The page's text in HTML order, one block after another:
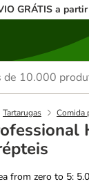
GRÁTIS a
Tartarugas Comida
from zero to 5: